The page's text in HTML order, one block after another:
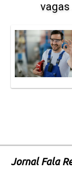
vagas
Jornal Fala